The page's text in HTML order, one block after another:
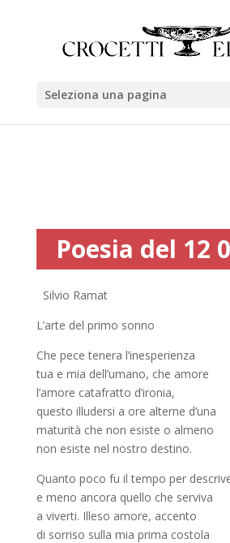
Seleziona una pagina
Poesia del 12
Silvio Ramat
L’arte del primo sonno
Che pece tenera l’inesperienza
tua e mia dell’umano, che amore
l’amore catafratto d’ironia,
questo illudersi a ore alterne d’una
maturità che non esiste o almeno
non esiste nel nostro destino.
Quanto poco fu il tempo per
e meno ancora quello che serviva
a viverti. Illeso amore, accento
di sorriso sulla mia prima costola